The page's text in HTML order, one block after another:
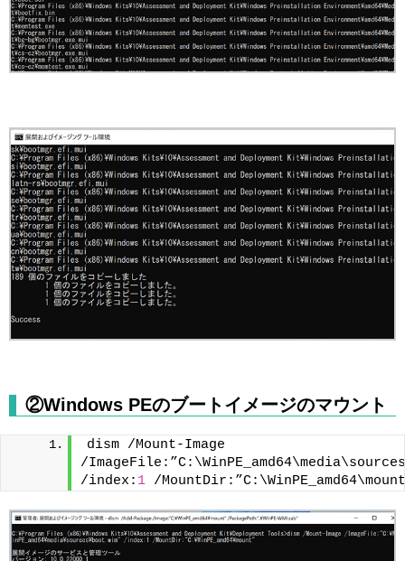
②Windows PEのブートイメージのマウント
dism /Mount-Image
/
/index: 1 /